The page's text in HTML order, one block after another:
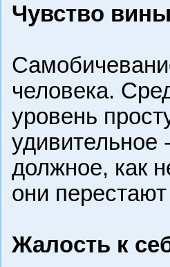
Чувство
человека.
уровень
удивительное
должное, как
они
Жалость к